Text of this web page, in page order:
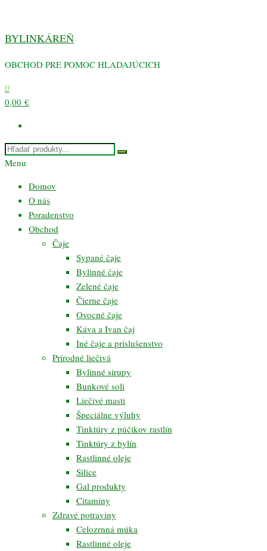
obsah
BYLINKÁREŇ
OBCHOD PRE POMOC HLADAJÚCICH
0
0,00 €
Menu
Domov
O nás
Poradenstvo
Obchod
Čaje
Sypané čaje
Bylinné čaje
Zelené čaje
Čierne čaje
Ovocné čaje
Káva a Ivan čaj
Iné čaje a príslušenstvo
Prírodné liečivá
Bylinné sirupy
Bunkové soli
Liečivé masti
Špeciálne výluhy
Tinktúry z púčikov rastlín
Tinktúry z bylín
Rastlinné oleje
Silice
Gal produkty
Citamíny
Zdravé potraviny
Celozrnná múka
Rastlinné oleje